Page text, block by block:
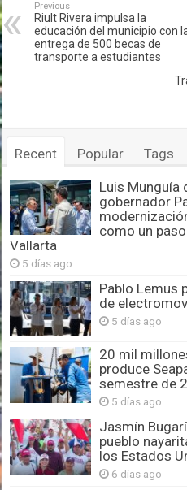
Previous
Riult Rivera impulsa la
educación del municipio con
entrega de 500 becas de
transporte a estudiantes
Recent Popular Tags
Luis Munguía
gobernador
como un
Vallarta
5 días ago
Pablo Lemus
de
5 días ago
20 mil
produce
semestre de
5 días ago
Jasmín
pueblo
los Estados
6 días ago